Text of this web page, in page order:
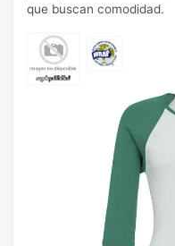
que buscan comodidad.